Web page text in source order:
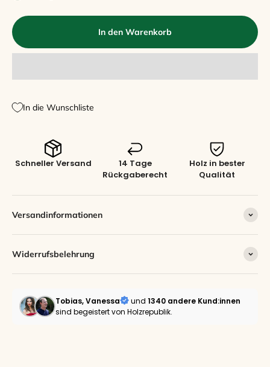
In den Warenkorb
In die Wunschliste
Schneller Versand
14 Tage
Rückgaberecht
Holz in bester
Qualität
Versandinformationen
Widerrufsbelehrung
Tobias, Vanessa und 1340 andere Kund:innen
sind begeistert von Holzrepublik.